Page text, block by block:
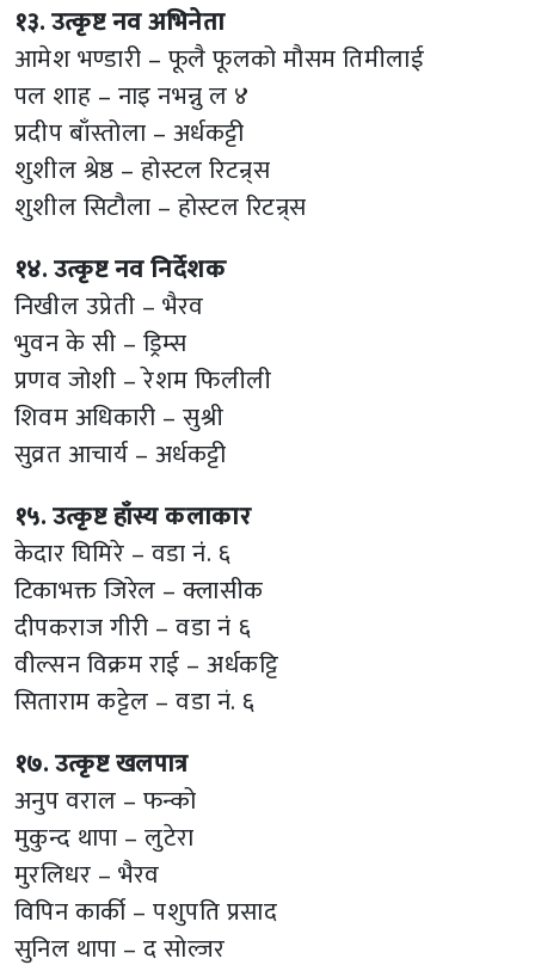
१३. उत्कृष्ट नव अभिनेता
आमेश भण्डारी – फूलै फूलको मौसम तिमीलाई
पल शाह – नाइ नभन्नु ल ४
प्रदीप बाँस्तोला – अर्धकट्टी
शुशील श्रेष्ठ – होस्टल रिटन्र्स
शुशील सिटौला – होस्टल रिटन्र्स
१४. उत्कृष्ट नव निर्देशक
निखील उप्रेती – भैरव
भुवन के सी – ड्रिम्स
प्रणव जोशी – रेशम फिलीली
शिवम अधिकारी – सुश्री
सुव्रत आचार्य – अर्धकट्टी
१५. उत्कृष्ट हाँस्य कलाकार
केदार घिमिरे – वडा नंं. ६
टिकाभक्त जिरेल – क्लासीक
दीपकराज गीरी – वडा नंं ६
वील्सन विक्रम राई – अर्धकट्टि
सिताराम कट्टेल – वडा नं. ६
१७. उत्कृष्ट खलपात्र
अनुप वराल – फन्को
मुकुन्द थापा – लुटेरा
मुरलिधर – भैरव
विपिन कार्की – पशुपति प्रसाद
सुनिल थापा – द सोल्जर